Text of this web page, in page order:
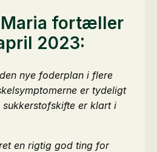
Maria fortæller
2023:
nye foderplan i flere
er tydeligt
er klart i
en rigtig god ting for